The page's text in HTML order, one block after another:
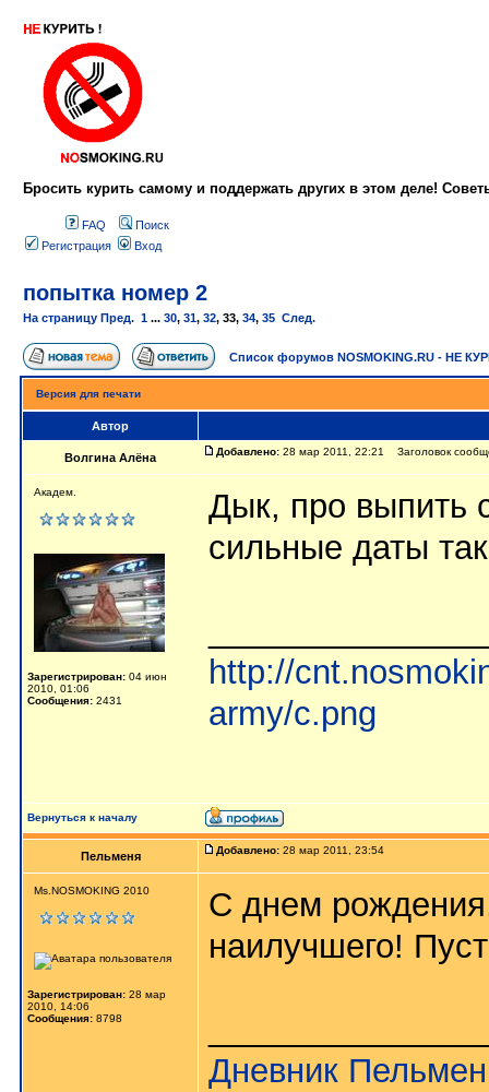
Бросить курить самому и поддержать других в этом деле!
FAQ
Поиск
Регистрация
Вход
попытка номер 2
На страницу Пред. 1 ... 30, 31, 32, 33, 34, 35 След.
Список форумов NOSMOKING.RU - НЕ
Версия для печати
Автор
Волгина Алёна Добавлено: 28 мар 2011, 22:21 Заголовок
Академ.
Зарегистрирован: 04 июн
2010, 01:06
Сообщения: 2431
Дык, про выпить
сильные даты
http://
army/c.png
Вернуться к началу
Пельменя Добавлено: 28 мар 2011, 23:54
Ms.NOSMOKING 2010
Зарегистрирован: 28 мар
2010, 14:06
Сообщения: 8798
С днем
наилучшего!
Дневник